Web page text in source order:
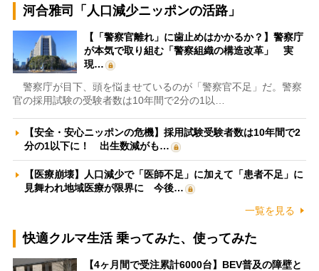
河合雅司「人口減少ニッポンの活路」
【「警察官離れ」に歯止めはかかるか？】警察庁
が本気で取り組む「警察組織の構造改革」 実
現…
警察庁が目下、頭を悩ませているのが「警察官不足」だ。警察
官の採用試験の受験者数は10年間で2分の1以…
【安全・安心ニッポンの危機】採用試験受験者数は10年間で2
分の1以下に！ 出生数減がも…
【医療崩壊】人口減少で「医師不足」に加えて「患者不足」に
見舞われ地域医療が限界に 今後…
一覧を見る
快適クルマ生活 乗ってみた、使ってみた
【4ヶ月間で受注累計6000台】BEV普及の障壁と